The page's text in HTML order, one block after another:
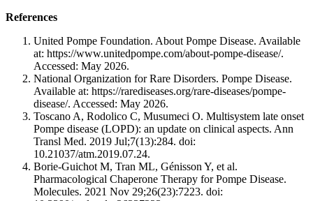
References
United Pompe Foundation. About Pompe Disease. Available
at: https://www.unitedpompe.com/about-pompe-disease/.
Accessed: May 2026.
National Organization for Rare Disorders. Pompe Disease.
Available at: https://rarediseases.org/rare-diseases/pompe-
disease/. Accessed: May 2026.
Toscano A, Rodolico C, Musumeci O. Multisystem late onset
Pompe disease (LOPD): an update on clinical aspects. Ann
Transl Med. 2019 Jul;7(13):284. doi:
10.21037/atm.2019.07.24.
Borie-Guichot M, Tran ML, Génisson Y, et al.
Pharmacological Chaperone Therapy for Pompe Disease.
Molecules. 2021 Nov 29;26(23):7223. doi: